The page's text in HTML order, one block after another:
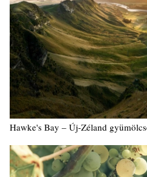
Hawke's Bay – Új-Zéland